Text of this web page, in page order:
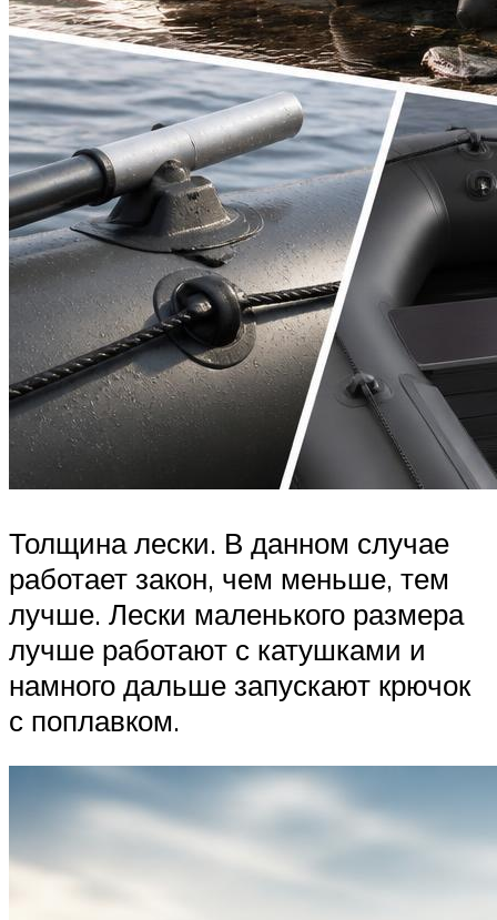
Толщина лески. В данном случае
работает закон, чем меньше, тем
лучше. Лески маленького размера
лучше работают с катушками и
намного дальше запускают крючок
с поплавком.